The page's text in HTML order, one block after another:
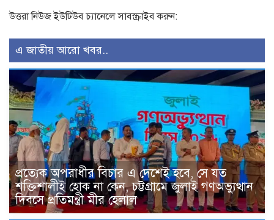
উত্তরা নিউজ ইউটিউব চ্যানেলে সাবস্ক্রাইব করুন:
এ জাতীয় আরো খবর..
প্রত্যেক অপরাধীর বিচার এ দেশেই হবে, সে যত
শক্তিশালীই হোক না কেন, চট্টগ্রামে জুলাই গণঅভ্যুত্থান
দিবসে প্রতিমন্ত্রী মীর হেলাল